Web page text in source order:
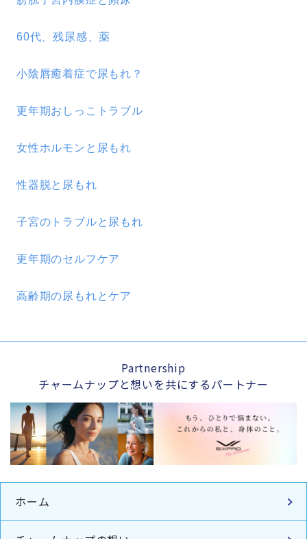
60代、残尿感、薬
小陰唇癒着症で尿もれ？
更年期おしっこトラブル
女性ホルモンと尿もれ
性器脱と尿もれ
子宮のトラブルと尿もれ
更年期のセルフケア
高齢期の尿もれとケア
Partnership
チャームナップと想いを共にするパートナー
ホーム